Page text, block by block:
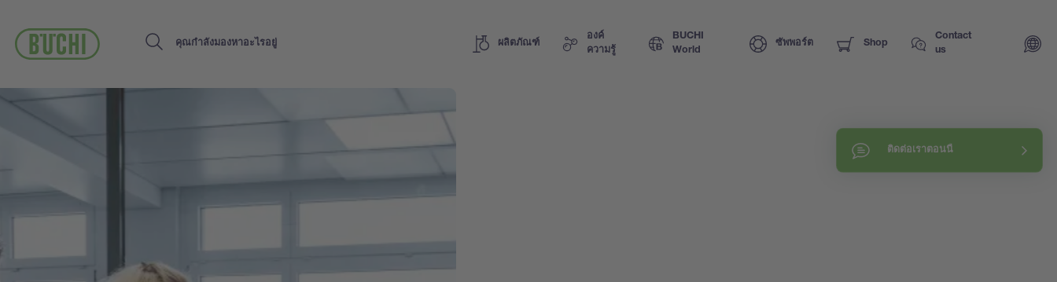
เนื้อหา
Search
ผลิตภัณฑ์
องค์
ความรู้
BUCHI
World
ซัพพอร์ต Shop
Contact
us
ติดต่อเราตอนนี้